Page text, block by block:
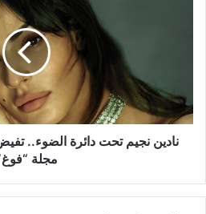
وأنوثة
على
غلافنادين نجيم تحت دائرة الضوء..
مجلة